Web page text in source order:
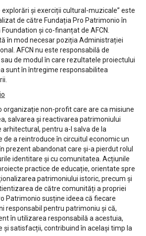
explorări și exerciții cultural-muzicale” este
de către Fundația Pro Patrimonio în
și co-finanțat de AFCN.
în mod necesar poziția Administrației
AFCN nu este responsabilă de
de modul în care rezultatele proiectului
sunt în întregime responsabilitea
organizație non-profit care are ca misiune
salvarea și reactivarea patrimoniului
arhitectural, pentru a-l salva de la
de a reintroduce în circuitul economic un
prezent abandonat care și-a pierdut rolul
identitare și cu comunitatea. Acțiunile
practice de educație, orientate spre
patrimoniului istoric, precum și
de către comunități a propriei
Patrimonio susține ideea că fiecare
responsabil pentru patrimoniu și că,
în utilizarea responsabilă a acestuia,
și satisfacții, contribuind în același timp la